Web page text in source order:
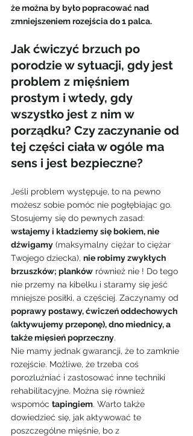
że można by było popracować nad
zmniejszeniem rozejścia do 1 palca.
Jak ćwiczyć brzuch po
porodzie w sytuacji, gdy jest
problem z mięśniem
prostym i wtedy, gdy
wszystko jest z nim w
porządku? Czy zaczynanie od
tej części ciała w ogóle ma
sens i jest bezpieczne?
Jeśli problem występuje, to na pewno
możesz sobie pomóc nie pogłębiając go.
Stosujemy się do pewnych zasad:
wstajemy i kładziemy się bokiem, nie
dźwigamy (maksymalny ciężar to ciężar
Twojego dziecka), nie robimy zwykłych
brzuszków; planków również nie ! Do tego
nie przemy na kibelku i staramy się jeść
mniejsze posiłki, a częściej. Zaczynamy od
poprawy postawy, ćwiczeń oddechowych
(aktywujemy przeponę), dno miednicy, a
także mięsień poprzeczny.
Nie mamy jednak gwarancji, że to zamknie
rozejście. Możliwe, że trzeba coś
porozluźniać i zastosować inne techniki
rehabilitacyjne. Można się również
wspomóc tapingiem. Warto także
dowiedzieć się, jak aktywować te
poszczególne mięśnie, bo z